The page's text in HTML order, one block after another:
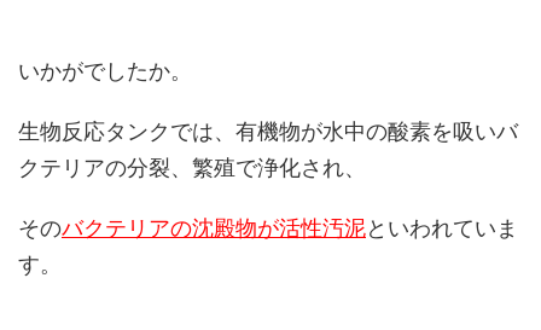
いかがでしたか。
生物反応タンクでは、有機物が水中の酸素を吸いバ
クテリアの分裂、繁殖で浄化され、
そのバクテリアの沈殿物が活性汚泥といわれていま
す。